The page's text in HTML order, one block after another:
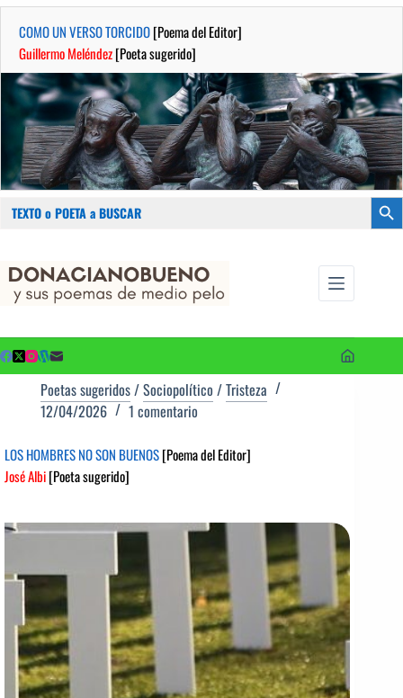
COMO UN VERSO TORCIDO[Poema del Editor]
Guillermo Meléndez[Poeta sugerido]
contenido
Poetas sugeridos/Sociopolítico /Tristeza
12/04/2026
1 comentario
LOS HOMBRES NO SON BUENOS[Poema del Editor]
José Albi[Poeta sugerido]